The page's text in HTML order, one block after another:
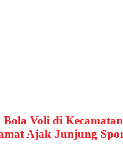
Bola Voli di
Ajak Junjung